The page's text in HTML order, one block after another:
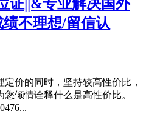
证||&专业解决国外
不理想/留信认
价的同时，坚持较高性价比，
倾情诠释什么是高性价比。